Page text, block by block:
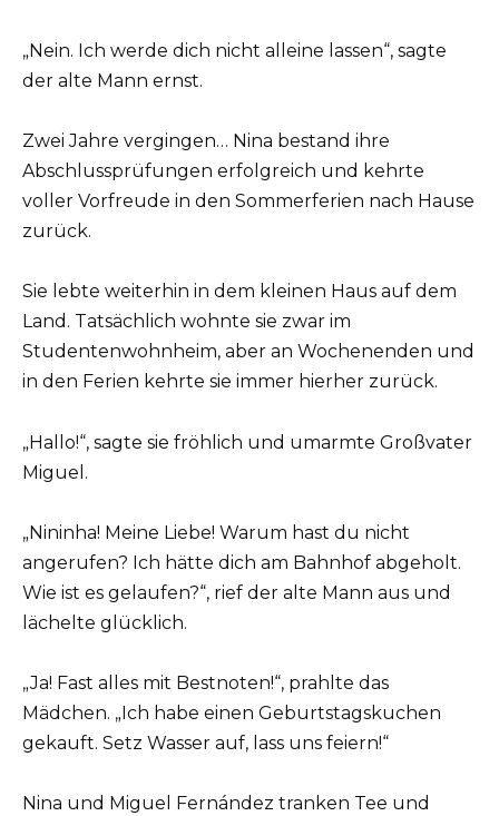
„Nein. Ich werde dich nicht alleine lassen“, sagte
der alte Mann ernst.
Zwei Jahre vergingen… Nina bestand ihre
Abschlussprüfungen erfolgreich und kehrte
voller Vorfreude in den Sommerferien nach Hause
zurück.
Sie lebte weiterhin in dem kleinen Haus auf dem
Land. Tatsächlich wohnte sie zwar im
Studentenwohnheim, aber an Wochenenden und
in den Ferien kehrte sie immer hierher zurück.
„Hallo!“, sagte sie fröhlich und umarmte Großvater
Miguel.
„Nininha! Meine Liebe! Warum hast du nicht
angerufen? Ich hätte dich am Bahnhof abgeholt.
Wie ist es gelaufen?“, rief der alte Mann aus und
lächelte glücklich.
„Ja! Fast alles mit Bestnoten!“, prahlte das
Mädchen. „Ich habe einen Geburtstagskuchen
gekauft. Setz Wasser auf, lass uns feiern!“
Nina und Miguel Fernández tranken Tee und